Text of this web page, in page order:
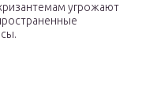
угрожают